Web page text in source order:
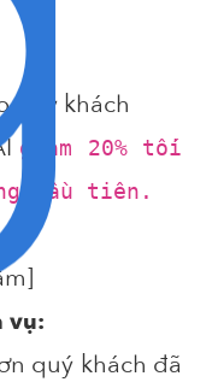
quý khách
giảm 20% tối
đầu tiên.
vụ:
quý khách đã